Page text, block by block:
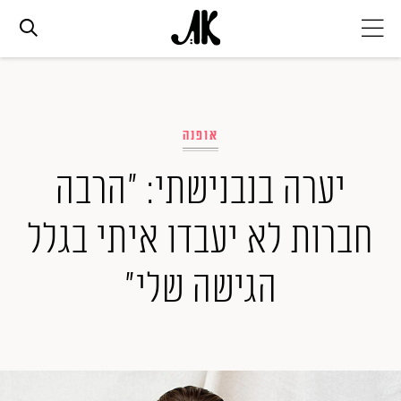
אופנה
ביוטי
סלבס
המגזין
אופנה
יערה בנבנישתי: "הרבה
חברות לא יעבדו איתי בגלל
הגישה שלי"